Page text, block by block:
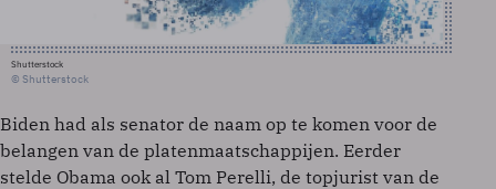
Shutterstock
© Shutterstock
Biden had als senator de naam op te komen voor de
belangen van de platenmaatschappijen. Eerder
stelde Obama ook al Tom Perelli, de topjurist van de